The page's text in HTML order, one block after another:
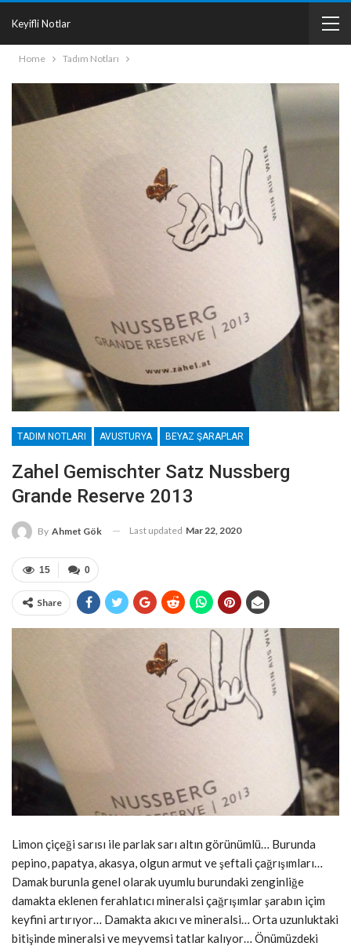
Keyifli Notlar
Home Tadım Notları
TADIM NOTLARI AVUSTURYA BEYAZ ŞARAPLAR
Zahel Gemischter Satz Nussberg
Grande Reserve 2013
By Ahmet Gök Last updated Mar 22, 2020
0
15
Share
Limon çiçeği sarısı ile parlak sarı altın görünümlü… Burunda
pepino, papatya, akasya, olgun armut ve şeftali çağrışımları…
Damak burunla genel olarak uyumlu burundaki zenginliğe
damakta eklenen ferahlatıcı mineralsi çağrışımlar şarabın içim
keyfini artırıyor… Damakta akıcı ve mineralsi… Orta uzunluktaki
bitişinde mineralsi ve meyvemsi tatlar kalıyor… Önümüzdeki